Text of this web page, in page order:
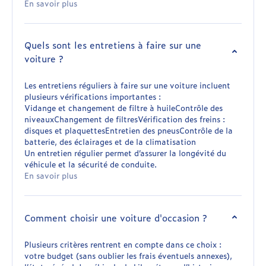
En savoir plus
Quels sont les entretiens à faire sur une
voiture ?
Les entretiens réguliers à faire sur une voiture incluent
plusieurs vérifications importantes :
Vidange et changement de filtre à huileContrôle des
niveauxChangement de filtresVérification des freins :
disques et plaquettesEntretien des pneusContrôle de la
batterie, des éclairages et de la climatisation
Un entretien régulier permet d’assurer la longévité du
véhicule et la sécurité de conduite.
En savoir plus
Comment choisir une voiture d'occasion ?
Plusieurs critères rentrent en compte dans ce choix :
votre budget (sans oublier les frais éventuels annexes),